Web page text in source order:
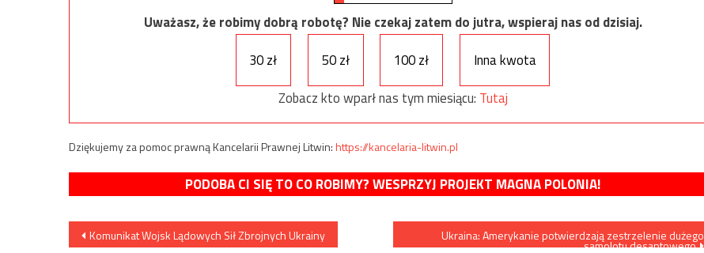
Uważasz, że robimy dobrą robotę? Nie czekaj zatem do jutra, wspieraj nas od dzisiaj.
30 zł
50 zł 100 zł
Inna kwota
Zobacz kto wparł nas tym miesiącu: Tutaj
Dziękujemy za pomoc prawną Kancelarii Prawnej Litwin:https://kancelaria-litwin.pl
PODOBA CI SIĘ TO CO ROBIMY? WESPRZYJ PROJEKT MAGNA POLONIA!
Nawigacja
Komunikat Wojsk Lądowych Sił Zbrojnych Ukrainy Ukraina: Amerykanie potwierdzają zestrzelenie dużego
samolotu desantowego